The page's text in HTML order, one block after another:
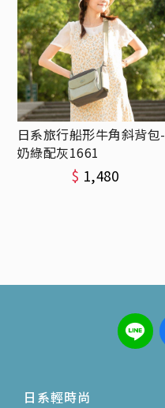
日系旅行船形牛角斜背包-
奶綠配灰1661
$ 1,480
日系輕時尚